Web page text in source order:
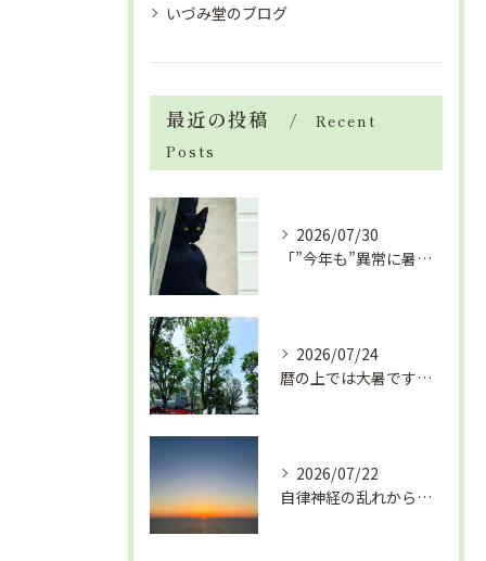
いづみ堂のブログ
最近の投稿
Recent
Posts
2026/07/30
「”今年も”異常に暑い夏」酷暑+冷房＝夏風邪、腰痛、ひざの痛...
2026/07/24
暦の上では大暑です！腰痛や肩こりから来る頭痛
2026/07/22
自律神経の乱れから生活習慣病、血液循環の滞り